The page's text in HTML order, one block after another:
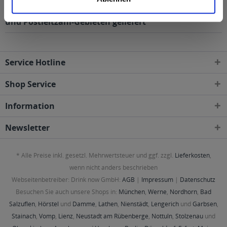
0,5l wird in den folgenden Regionen, Städten, Orten
und Postleitzahl-Gebieten geliefert
Service Hotline
Shop Service
Information
Newsletter
* Alle Preise inkl. gesetzl. Mehrwertsteuer und ggf. zzgl. Lieferkosten,
wenn nicht anders beschrieben
Webseitenbetreiber: Drink now GmbH: AGB | Impressum | Datenschutz
Besuchen Sie auch unsere Shops in: München, Werne, Nordhorn, Bad
Salzuflen, Hörstel und Damme, Lathen, Nienstädt, Lengerichund Garbsen,
Stainach, Vomp, Lienz, Neustadt am Rübenberge, Nottuln, Stolzenau und